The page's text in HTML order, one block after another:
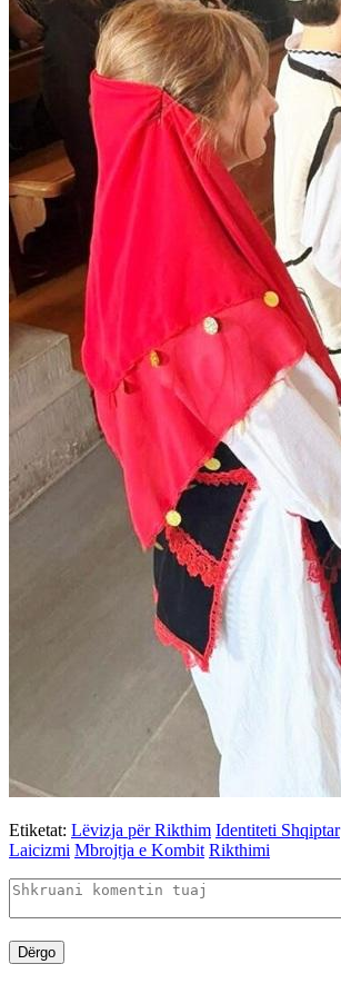
Etiketat: Lëvizja për Rikthim Identiteti Shqiptar
Laicizmi Mbrojtja e Kombit Rikthimi
Dërgo